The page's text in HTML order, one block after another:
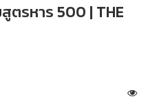
ตรหาร 500 | THE